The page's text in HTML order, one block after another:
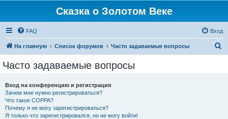
Сказка о Золотом Веке
FAQ Вход
На главную Список форумов Часто задаваемые вопросы
Часто задаваемые вопросы
Вход на конференцию и регистрация
Зачем мне нужно регистрироваться?
Что такое COPPA?
Почему я не могу зарегистрироваться?
Я только что зарегистрировался, но не могу войти!